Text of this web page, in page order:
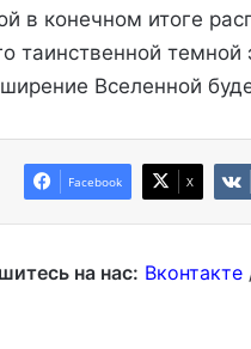
в конечном итоге
таинственной темной
Вселенной
Facebook X
на нас: Вконтакте